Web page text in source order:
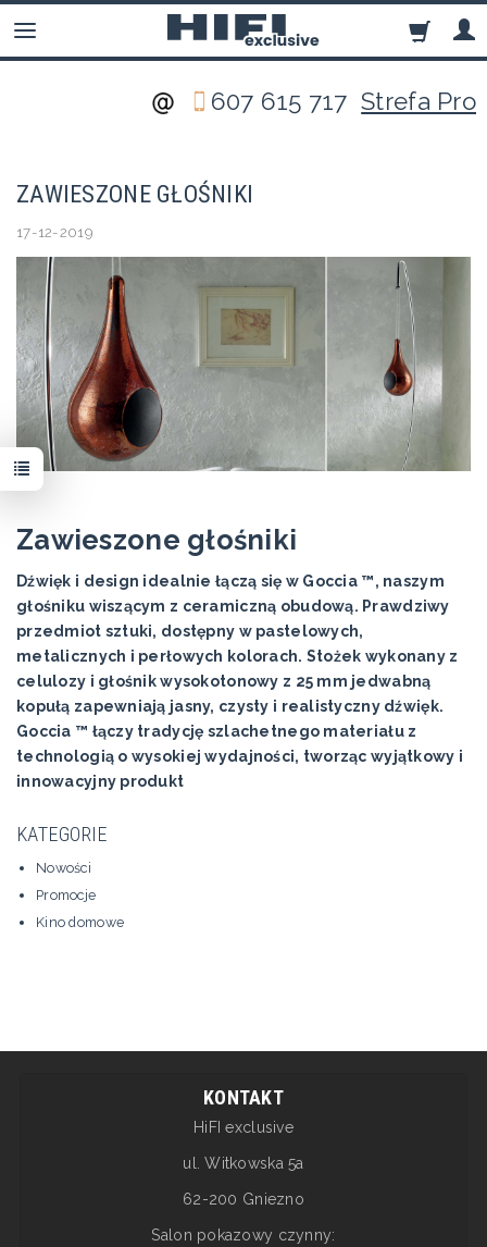
607 615 717Strefa Pro
ZAWIESZONE GŁOŚNIKI
17-12-2019
Zawieszone głośniki
Dźwięk i design idealnie łączą się w Goccia ™, naszym
głośniku wiszącym z ceramiczną obudową. Prawdziwy
przedmiot sztuki, dostępny w pastelowych,
metalicznych i perłowych kolorach. Stożek wykonany z
celulozy i głośnik wysokotonowy z 25 mm jedwabną
kopułą zapewniają jasny, czysty i realistyczny dźwięk.
Goccia ™ łączy tradycję szlachetnego materiału z
technologią o wysokiej wydajności, tworząc wyjątkowy i
innowacyjny produkt
KATEGORIE
Nowości
Promocje
Kino domowe
KONTAKT
HiFI exclusive
ul. Witkowska 5a
62-200 Gniezno
Salon pokazowy czynny: